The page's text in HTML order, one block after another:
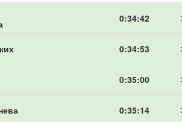
0:34:42
0:34:53
0:35:00
0:35:14